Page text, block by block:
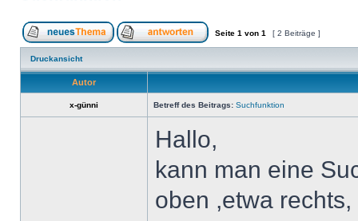
Seite 1 von 1 [ 2 Beiträge ]
Druckansicht
Autor
x-günni Betreff des Beitrags: Suchfunktion
Hallo,
kann man eine
oben ,etwa